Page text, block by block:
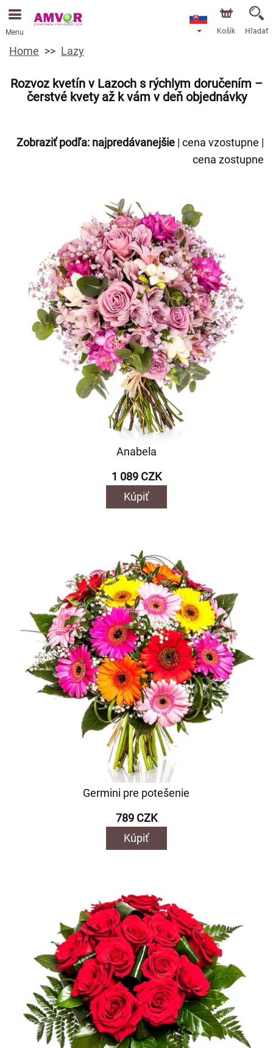
Menu Košík Hľadať
Home Lazy
Rozvoz kvetín v Lazoch s rýchlym doručením –
čerstvé kvety až k vám v deň objednávky
Zobraziť podľa: najpredávanejšie | cena vzostupne |
cena zostupne
Anabela
1 089 CZK
Kúpiť
Germini pre potešenie
789 CZK
Kúpiť